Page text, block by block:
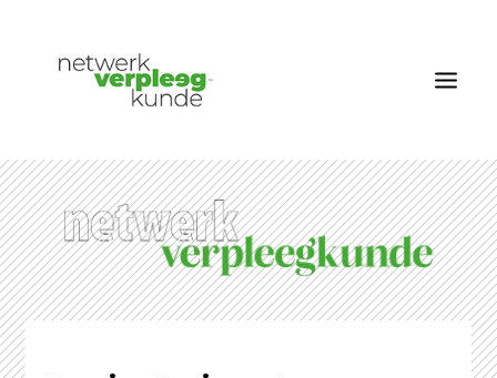
OVER NETWERK VERPLEEGKUNDE
NIEUWS
RUBRIEKEN
EDITIES